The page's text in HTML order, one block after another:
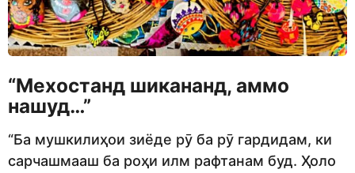
“Мехостанд шикананд, аммо
нашуд…”
“Ба мушкилиҳои зиёде рӯ ба рӯ гардидам, ки
сарчашмааш ба роҳи илм рафтанам буд. Ҳоло